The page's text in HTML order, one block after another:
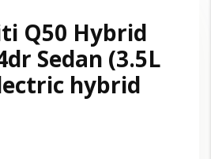
Q50 Hybrid
Sedan (3.5L
hybrid